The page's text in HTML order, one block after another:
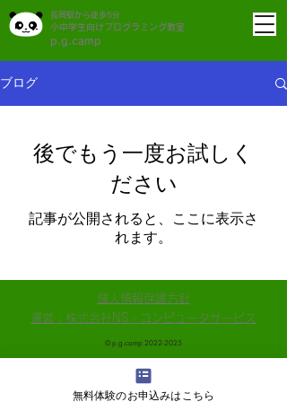
小中学生向けプログラミング教室
p.g.camp
長岡駅から徒歩5分
ブログ
後でもう一度お試しく
ださい
記事が公開されると、ここに表示さ
れます。
​個人情報保護方針
運営：株式会社NS・コンピュータサービス
​© p.g.camp 2022-2025
無料体験のお申込みはこちら